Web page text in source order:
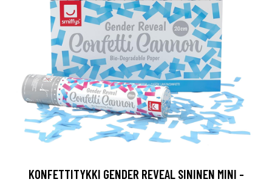
KONFETTITYKKI GENDER REVEAL SININEN MINI -